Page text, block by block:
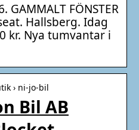
FÖNSTER
Hallsberg. Idag
kr. Nya tumvantar i
› ni-jo-bil
Bil AB